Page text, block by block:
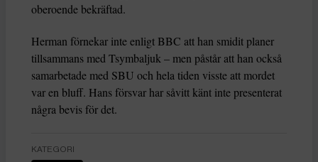
oberoende bekräftad.
Herman förnekar inte enligt BBC att han smidit planer
tillsammans med Tsymbaljuk – men påstår att han också
samarbetade med SBU och hela tiden visste att mordet
var en bluff. Hans försvar har såvitt känt inte presenterat
några bevis för det.
KATEGORI